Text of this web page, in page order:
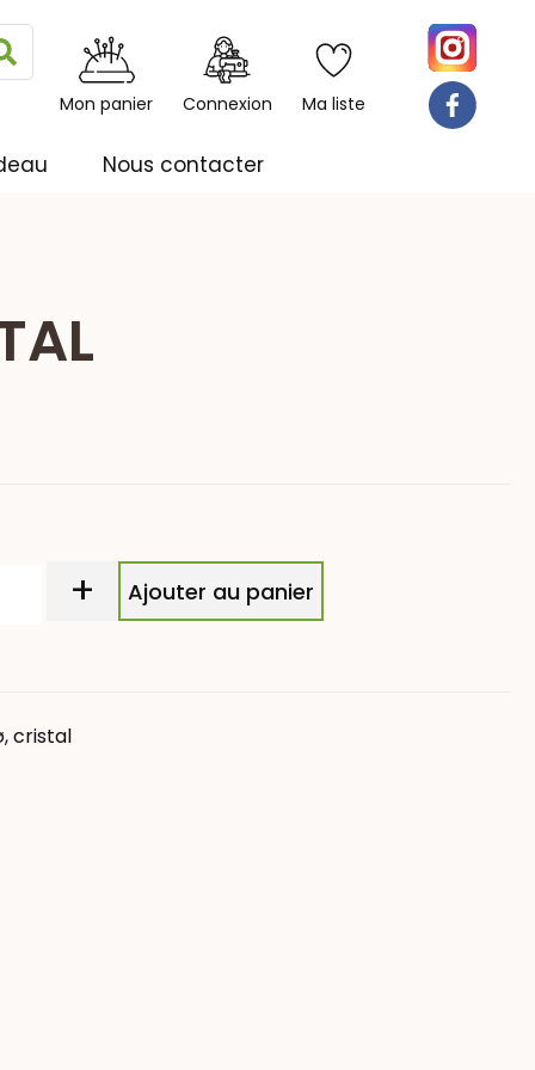
Rechercher
Mon panier Connexion Ma liste
Nous contacter
+ Ajouter au panier
cristal